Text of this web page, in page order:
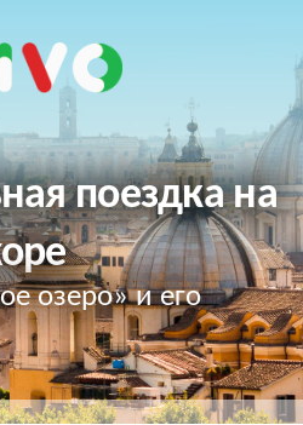
поездка на
озеро» и его